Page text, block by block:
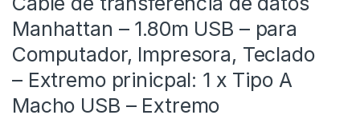
Manhattan – 1.80m USB – para
Computador, Impresora, Teclado
– Extremo prinicpal: 1 x Tipo A
Macho USB – Extremo